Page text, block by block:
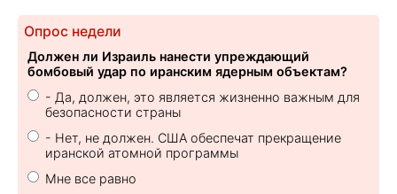
Опрос недели
Должен ли Израиль нанести упреждающий
бомбовый удар по иранским ядерным объектам?
- Да, должен, это является жизненно важным для
безопасности страны
- Нет, не должен. США обеспечат прекращение
иранской атомной программы
Мне все равно